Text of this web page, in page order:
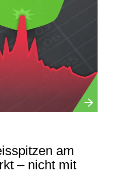
am
– nicht mit